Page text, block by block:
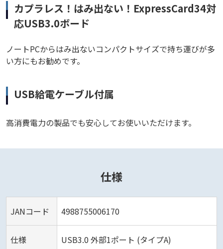
カプラレス！はみ出ない！ExpressCard34対
応USB3.0ボード
ノートPCからはみ出ないコンパクトサイズで持ち運びが多
い方にもお勧めです。
USB給電ケーブル付属
高消費電力の製品でも安心してお使いいただけます。
仕様
JANコード 4988755006170
仕様 USB3.0 外部1ポート (タイプA)